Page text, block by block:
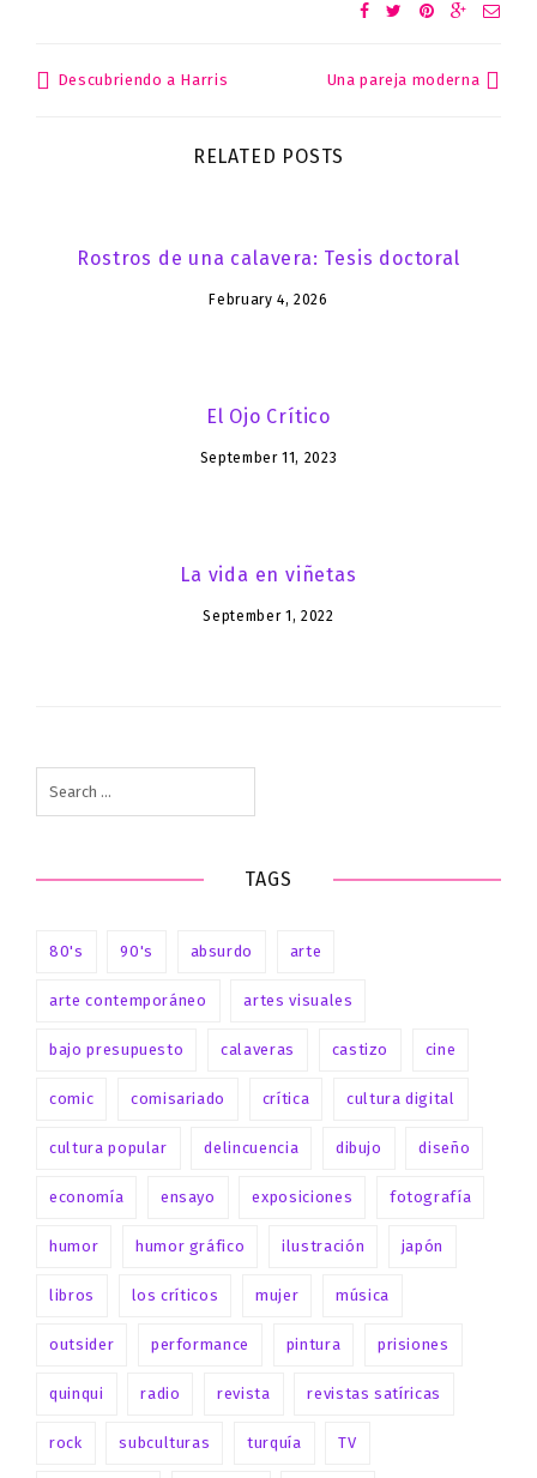
Post
navigation
Descubriendo a Harris Una pareja moderna
RELATED POSTS
Rostros de una calavera: Tesis doctoral
February 4, 2026
El Ojo Crítico
September 11, 2023
La vida en viñetas
September 1, 2022
for:
TAGS
80's 90's absurdo arte
arte contemporáneo artes visuales
bajo presupuesto calaveras castizo cine
comic comisariado crítica cultura digital
cultura popular delincuencia dibujo diseño
economía ensayo exposiciones fotografía
humor humor gráfico ilustración japón
libros los críticos mujer música
outsider performance pintura prisiones
quinqui radio revista revistas satíricas
rock subculturas turquía TV